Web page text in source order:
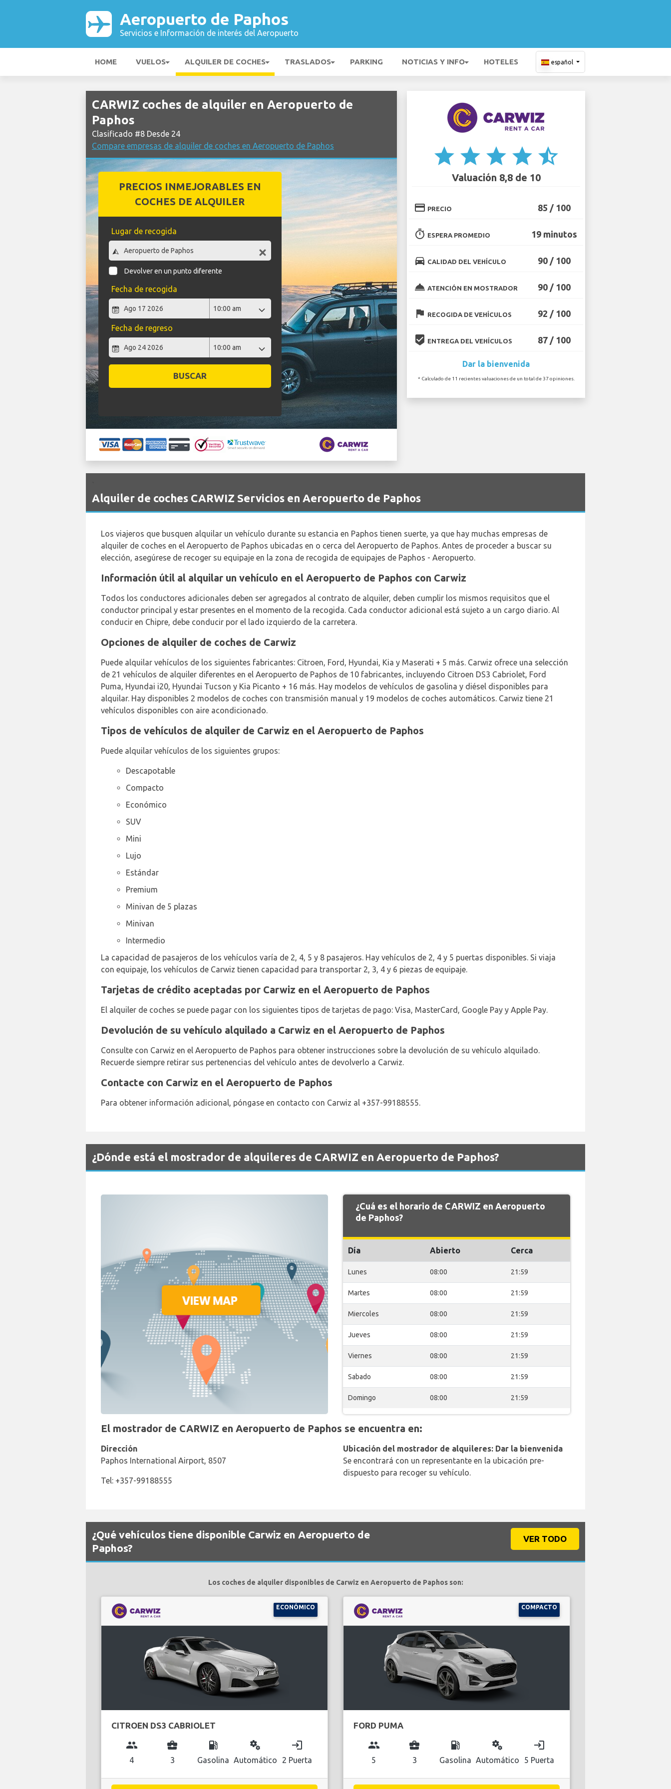
Aeropuerto de Paphos
Servicios e Información de interés del Aeropuerto
HOME VUELOS ALQUILER DE COCHES TRASLADOS PARKING NOTICIAS Y INFO HOTELES español
CARWIZ coches de alquiler en Aeropuerto de
Paphos
Clasificado #8 Desde 24
Compare empresas de alquiler de coches en Aeropuerto de Paphos
PRECIOS INMEJORABLES EN
COCHES DE ALQUILER
Lugar de recogida
Devolver en un punto diferente
Fecha de recogida
Fecha de regreso
BUSCAR
star star star star star_half
Valuación 8,8 de 10
credit_card PRECIO 85 / 100
timer ESPERA PROMEDIO 19 minutos
directions_car CALIDAD DEL VEHÍCULO 90 / 100
room_service ATENCIÓN EN MOSTRADOR 90 / 100
flag RECOGIDA DE VEHÍCULOS 92 / 100
beenhere ENTREGA DEL VEHÍCULOS 87 / 100
Dar la bienvenida
* Calculado de 11 recientes valuaciones de un total de 37 opiniones.
Alquiler de coches CARWIZ Servicios en Aeropuerto de Paphos
Los viajeros que busquen alquilar un vehículo durante su estancia en Paphos tienen suerte, ya que hay muchas empresas de
alquiler de coches en el Aeropuerto de Paphos ubicadas en o cerca del Aeropuerto de Paphos. Antes de proceder a buscar su
elección, asegúrese de recoger su equipaje en la zona de recogida de equipajes de Paphos - Aeropuerto.
Información útil al alquilar un vehículo en el Aeropuerto de Paphos con Carwiz
Todos los conductores adicionales deben ser agregados al contrato de alquiler, deben cumplir los mismos requisitos que el
conductor principal y estar presentes en el momento de la recogida. Cada conductor adicional está sujeto a un cargo diario. Al
conducir en Chipre, debe conducir por el lado izquierdo de la carretera.
Opciones de alquiler de coches de Carwiz
Puede alquilar vehículos de los siguientes fabricantes: Citroen, Ford, Hyundai, Kia y Maserati + 5 más. Carwiz ofrece una selección
de 21 vehículos de alquiler diferentes en el Aeropuerto de Paphos de 10 fabricantes, incluyendo Citroen DS3 Cabriolet, Ford
Puma, Hyundai i20, Hyundai Tucson y Kia Picanto + 16 más. Hay modelos de vehículos de gasolina y diésel disponibles para
alquilar. Hay disponibles 2 modelos de coches con transmisión manual y 19 modelos de coches automáticos. Carwiz tiene 21
vehículos disponibles con aire acondicionado.
Tipos de vehículos de alquiler de Carwiz en el Aeropuerto de Paphos
Puede alquilar vehículos de los siguientes grupos:
Descapotable
Compacto
Económico
SUV
Mini
Lujo
Estándar
Premium
Minivan de 5 plazas
Minivan
Intermedio
La capacidad de pasajeros de los vehículos varía de 2, 4, 5 y 8 pasajeros. Hay vehículos de 2, 4 y 5 puertas disponibles. Si viaja
con equipaje, los vehículos de Carwiz tienen capacidad para transportar 2, 3, 4 y 6 piezas de equipaje.
Tarjetas de crédito aceptadas por Carwiz en el Aeropuerto de Paphos
El alquiler de coches se puede pagar con los siguientes tipos de tarjetas de pago: Visa, MasterCard, Google Pay y Apple Pay.
Devolución de su vehículo alquilado a Carwiz en el Aeropuerto de Paphos
Consulte con Carwiz en el Aeropuerto de Paphos para obtener instrucciones sobre la devolución de su vehículo alquilado.
Recuerde siempre retirar sus pertenencias del vehículo antes de devolverlo a Carwiz.
Contacte con Carwiz en el Aeropuerto de Paphos
Para obtener información adicional, póngase en contacto con Carwiz al +357-99188555.
¿Dónde está el mostrador de alquileres de CARWIZ en Aeropuerto de Paphos?
¿Cuá es el horario de CARWIZ en Aeropuerto
de Paphos?
Día Abierto Cerca
Lunes 08:00 21:59
Martes 08:00 21:59
Miercoles 08:00 21:59
Jueves 08:00 21:59
Viernes 08:00 21:59
Sabado 08:00 21:59
Domingo 08:00 21:59
El mostrador de CARWIZ en Aeropuerto de Paphos se encuentra en:
Dirección
Paphos International Airport, 8507
Tel: +357-99188555
Ubicación del mostrador de alquileres: Dar la bienvenida
Se encontrará con un representante en la ubicación pre-
dispuesto para recoger su vehículo.
¿Qué vehículos tiene disponible Carwiz en Aeropuerto de
Paphos?
VER TODO
Los coches de alquiler disponibles de Carwiz en Aeropuerto de Paphos son:
ECONÓMICO
CITROEN DS3 CABRIOLET
group
4
business_center
3
local_gas_station
Gasolina
miscellaneous_services
Automático
login
2 Puerta
COMPACTO
FORD PUMA
group
5
business_center
3
local_gas_station
Gasolina
miscellaneous_services
Automático
login
5 Puerta